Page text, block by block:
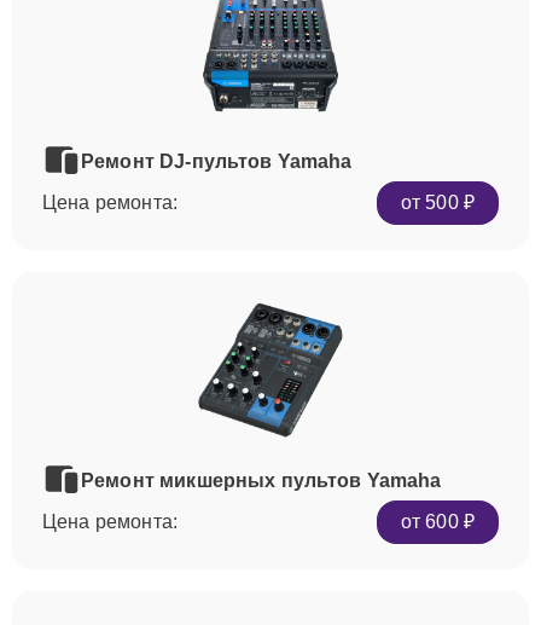
Ремонт DJ-пультов Yamaha
Цена ремонта:
от 500 ₽
Ремонт микшерных пультов Yamaha
Цена ремонта:
от 600 ₽